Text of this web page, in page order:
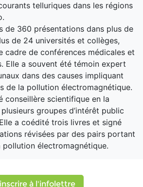
telluriques dans les régions
de 360 ​​présentations dans plus de
de 24 universités et collèges,
cadre de conférences médicales et
Elle a souvent été témoin expert
dans des causes impliquant
de la pollution électromagnétique.
conseillère scientifique en la
groupes d’intérêt public
a coédité trois livres et signé
révisées par des pairs portant
électromagnétique.
à l'infolettre